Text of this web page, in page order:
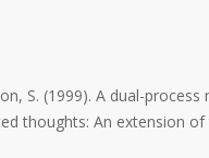
S. (1999). A dual-
thoughts: An extension